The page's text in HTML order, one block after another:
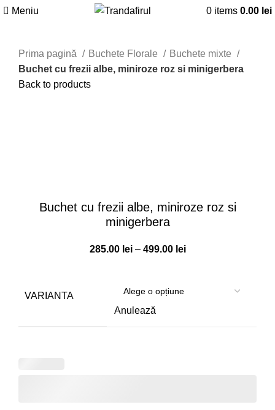
Meniu 0 items 0.00 lei
Prima pagină Buchete Florale
Buchete mixte
Buchet cu frezii albe, miniroze roz si minigerbera
Back to products
Buchet cu frezii albe, miniroze roz si
minigerbera
285.00 lei – 499.00 leiInterval
la
VARIANTA
Anulează